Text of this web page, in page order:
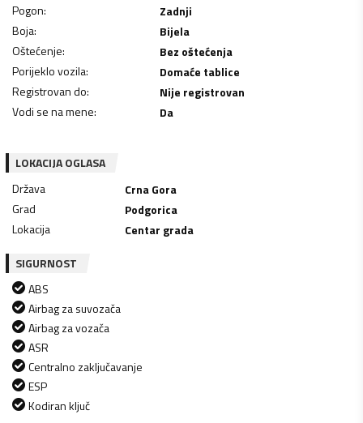
Pogon:
Zadnji
Boja:
Bijela
Oštećenje:
Bez oštećenja
Porijeklo vozila:
Domaće tablice
Registrovan do:
Nije registrovan
Vodi se na mene: Da
LOKACIJA OGLASA
Država
Crna Gora
Grad
Podgorica
Lokacija
Centar grada
SIGURNOST
ABS
Airbag za suvozača
Airbag za vozača
ASR
Centralno zaključavanje
ESP
Kodiran ključ